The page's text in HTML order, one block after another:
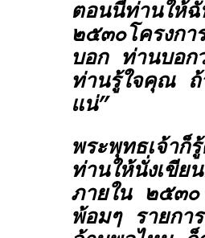
ตอนนี้ท่านให้ฉั
๒๕๓๐โครงกา
บอก ท่านบอก
ท่านรู้ใจคุณ ถ้
แน่”
พระพุทธเจ้าก็
ท่านให้นั่งเขี
ภายใน ๒๕๓๐
พ้อมๆ รายกา